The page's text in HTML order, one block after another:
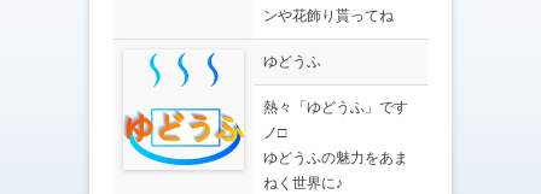
ンや花飾り貰ってね
ゆどうふ
熱々「ゆどうふ」です
ノ□
ゆどうふの魅力をあま
ねく世界に♪